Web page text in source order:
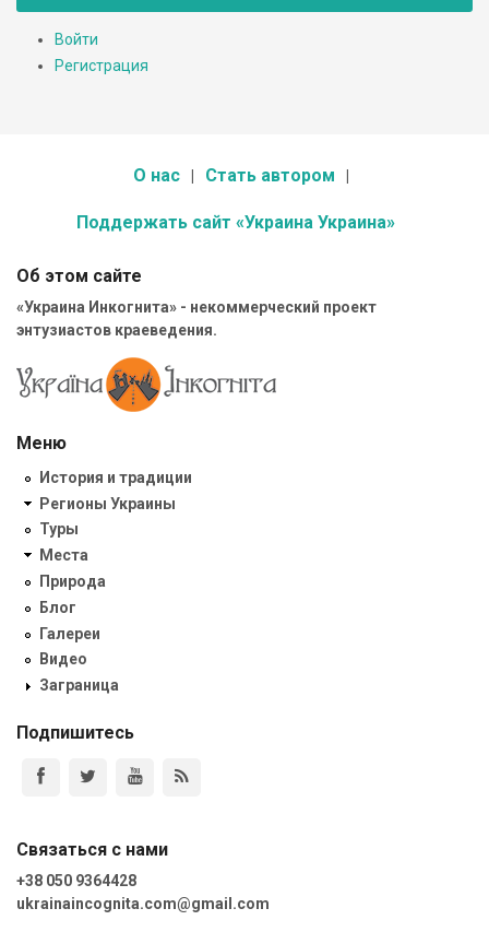
Войти
Регистрация
О нас Стать автором
Поддержать сайт «Украина Украина»
Об этом сайте
«Украина Инкогнита» - некоммерческий проект
энтузиастов краеведения.
Меню
История и традиции
Регионы Украины
Туры
Места
Природа
Блог
Галереи
Видео
Заграница
Подпишитесь
Связаться с нами
+38 050 9364428
ukrainaincognita.com@gmail.com